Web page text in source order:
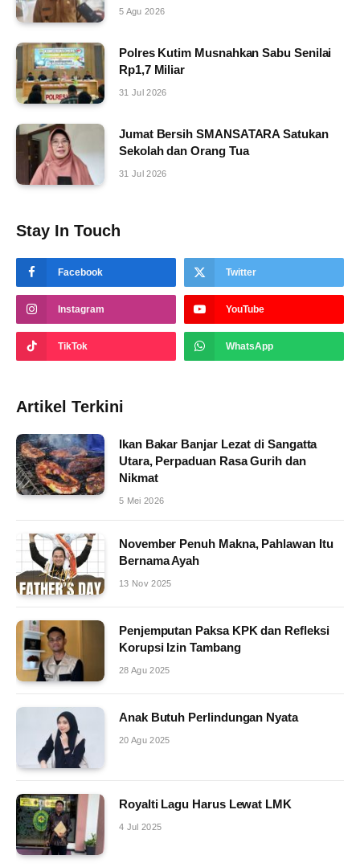
5 Agu 2026
Polres Kutim Musnahkan Sabu Senilai
Rp1,7 Miliar
31 Jul 2026
Jumat Bersih SMANSATARA Satukan
Sekolah dan Orang Tua
31 Jul 2026
Stay In Touch
Facebook Twitter
Instagram YouTube
TikTok WhatsApp
Artikel Terkini
Ikan Bakar Banjar Lezat di Sangatta
Utara, Perpaduan Rasa Gurih dan
Nikmat
5 Mei 2026
November Penuh Makna, Pahlawan Itu
Bernama Ayah
13 Nov 2025
Penjemputan Paksa KPK dan Refleksi
Korupsi Izin Tambang
28 Agu 2025
Anak Butuh Perlindungan Nyata
20 Agu 2025
Royalti Lagu Harus Lewat LMK
4 Jul 2025